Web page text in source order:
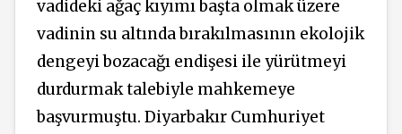
vadideki ağaç kıyımı başta olmak üzere
vadinin su altında bırakılmasının ekolojik
dengeyi bozacağı endişesi ile yürütmeyi
durdurmak talebiyle mahkemeye
başvurmuştu. Diyarbakır Cumhuriyet